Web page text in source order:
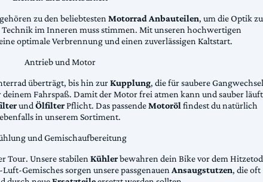
gehören zu den beliebtestenMotorrad Anbauteilen, um die Optik zu
im Inneren muss stimmen. Mit unseren hochwertigen
optimale Verbrennung und einen zuverlässigen Kaltstart.
Antrieb und Motor
überträgt, bis hin zurKupplung, die für saubere Gangwechsel
Fahrspaß. Damit der Motor frei atmen kann und sauber
undÖlfilterPflicht. Das passendeMotorölfindest du natürlich
ebenfalls in unserem Sortiment.
und Gemischaufbereitung
Tour. Unsere stabilenKühlerbewahren dein Bike vor dem
Gemisches sorgen unsere passgenauenAnsaugstutzen, die oft